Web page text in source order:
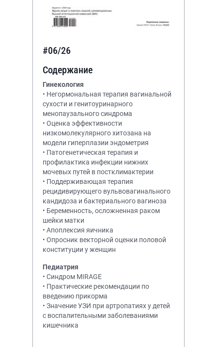
#06/26
Содержание
Гинекология
• Негормональная терапия вагинальной
сухости и генитоуринарного
менопаузального синдрома
• Оценка эффективности
низкомолекулярного хитозана на
модели гиперплазии эндометрия
• Патогенетическая терапия и
профилактика инфекции нижних
мочевых путей в постклимактерии
• Поддерживающая терапия
рецидивирующего вульвовагинального
кандидоза и бактериального вагиноза
• Беременность, осложненная раком
шейки матки
• Апоплексия яичника
• Опросник векторной оценки половой
конституции у женщин
Педиатрия
• Синдром MIRAGE
• Практические рекомендации по
введению прикорма
• Значение УЗИ при артропатиях у детей
с воспалительными заболеваниями
кишечника